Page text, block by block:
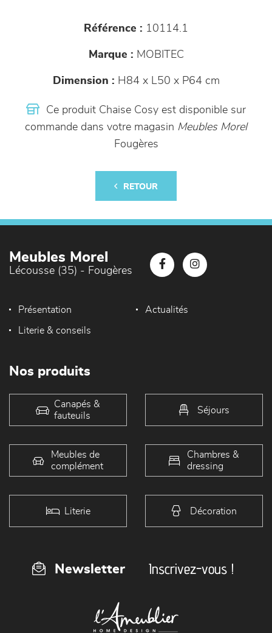
Référence : 10114.1
Marque : MOBITEC
Dimension : H84 x L50 x P64 cm
Ce produit Chaise Cosy est disponible sur
commande dans votre magasin Meubles Morel
Fougères
RETOUR
Meubles Morel
Lécousse (35) - Fougères
Présentation Actualités
Literie & conseils
Nos produits
Canapés &
fauteuils
Séjours
Meubles de
complément
Chambres &
dressing
Literie Décoration
Newsletter Inscrivez-vous !